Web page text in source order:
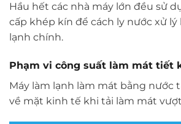
Hầu hết các nhà máy lớn đều sử
cấp khép kín để cách ly nước xử
lạnh chính.
Phạm vi công suất làm mát tiết
Máy làm lạnh làm mát bằng nước
về mặt kinh tế khi tải làm mát